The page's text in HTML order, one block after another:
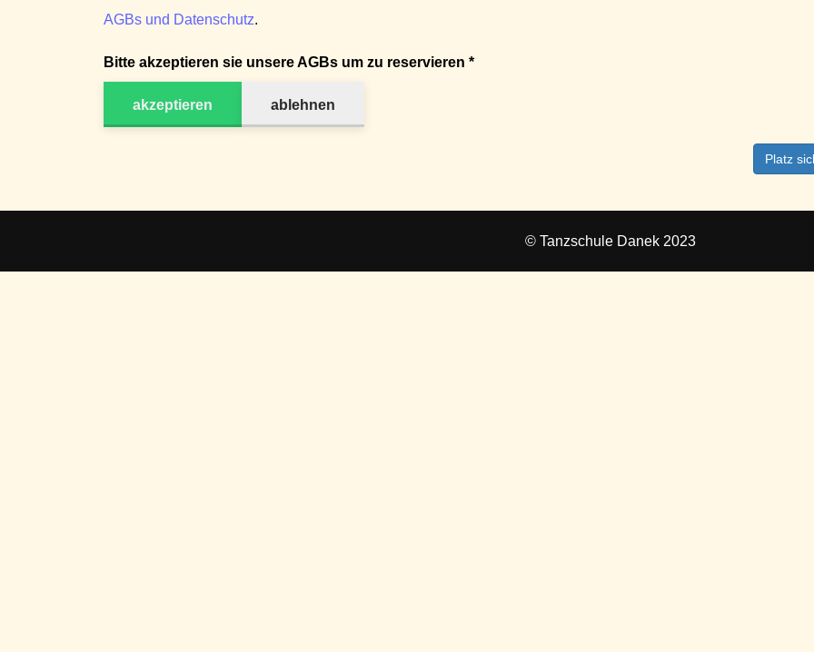
AGBs und Datenschutz.
Bitte akzeptieren sie unsere AGBs um zu reservieren *
akzeptieren ablehnen
Platz
© Tanzschule Danek 2023